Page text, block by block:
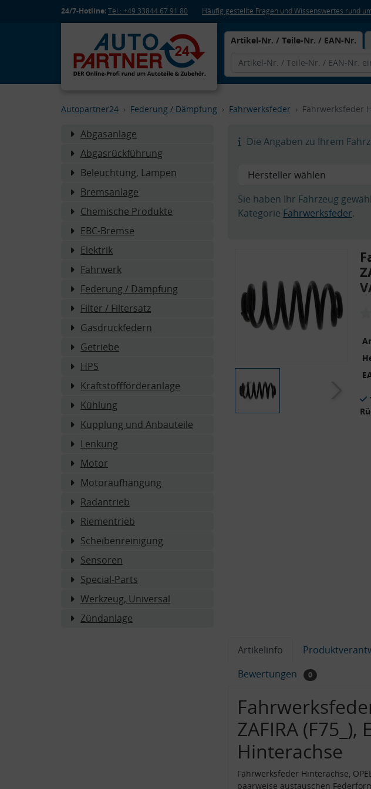
24/7-Hotline:Tel.: +49 33844 67 91 80 Häufig gestellte Fragen und Wissenswertes rund
Artikel-Nr. / Teile-Nr. / EAN-Nr.
Autopartner24 Federung / Dämpfung Fahrwerksfeder Fahrwerksfeder
Abgasanlage
Abgasrückführung
Beleuchtung, Lampen
Bremsanlage
Chemische Produkte
EBC-Bremse
Elektrik
Fahrwerk
Federung / Dämpfung
Filter / Filtersatz
Gasdruckfedern
Getriebe
HPS
Kraftstoffförderanlage
Kühlung
Kupplung und Anbauteile
Lenkung
Motor
Motoraufhängung
Radantrieb
Riementrieb
Scheibenreinigung
Sensoren
Special-Parts
Werkzeug, Universal
Zündanlage
Die Angaben zu Ihrem
Sie haben Ihr Fahrzeug
Kategorie Fahrwerksfeder.
Artikelinfo
Bewertungen
0
ZAFIRA
Hinterachse
Fahrwerksfeder Hinterachse,
paarweise austauschen